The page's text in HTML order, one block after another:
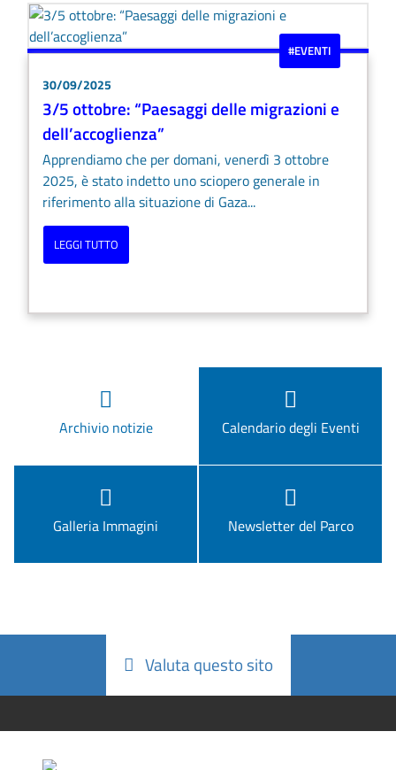
#EVENTI
30/09/2025
3/5 ottobre: “Paesaggi delle migrazioni e
dell’accoglienza”
Apprendiamo che per domani, venerdì 3 ottobre
2025, è stato indetto uno sciopero generale in
riferimento alla situazione di Gaza...
LEGGI TUTTO
Archivio notizie Calendario degli Eventi
Galleria Immagini Newsletter del Parco
Valuta questo sito